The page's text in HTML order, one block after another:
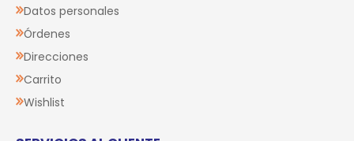
Datos personales
Órdenes
Direcciones
Carrito
Wishlist